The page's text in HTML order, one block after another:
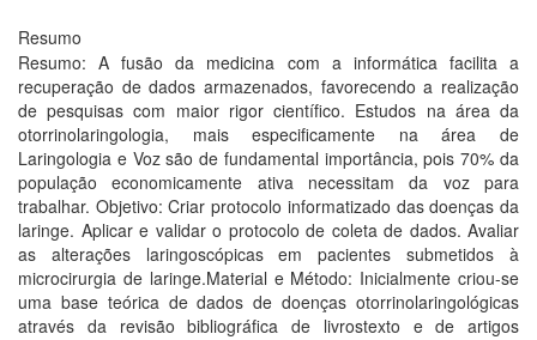
Resumo
Resumo: A fusão da medicina com a informática facilita a
recuperação de dados armazenados, favorecendo a realização
de pesquisas com maior rigor científico. Estudos na área da
otorrinolaringologia, mais especificamente na área de
Laringologia e Voz são de fundamental importância, pois 70% da
população economicamente ativa necessitam da voz para
trabalhar. Objetivo: Criar protocolo informatizado das doenças da
laringe. Aplicar e validar o protocolo de coleta de dados. Avaliar
as alterações laringoscópicas em pacientes submetidos à
microcirurgia de laringe.Material e Método: Inicialmente criou-se
uma base teórica de dados de doenças otorrinolaringológicas
através da revisão bibliográfica de livrostexto e de artigos